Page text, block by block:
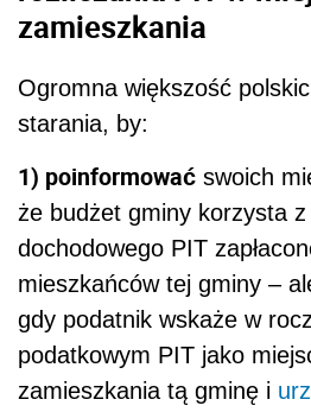
zamieszkania
Ogromna większość
starania, by:
1) poinformować swoich
że budżet gminy korzysta
dochodowego PIT
mieszkańców tej gminy –
gdy podatnik wskaże w
podatkowym PIT jako
zamieszkania tą gminę i